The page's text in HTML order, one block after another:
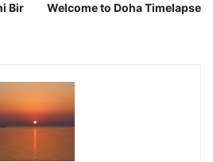
Bir
Welcome to Doha Timelapse